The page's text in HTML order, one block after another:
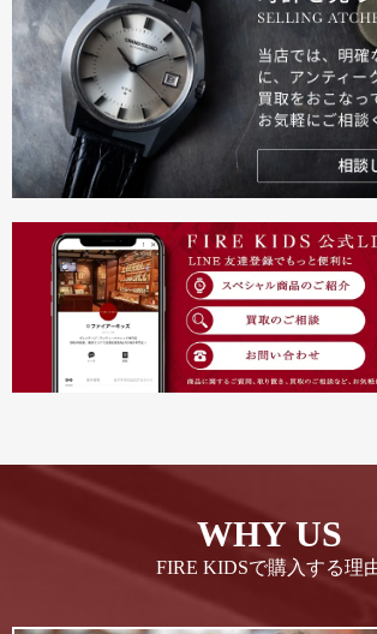
WHY US
FIRE KIDSで購入する理